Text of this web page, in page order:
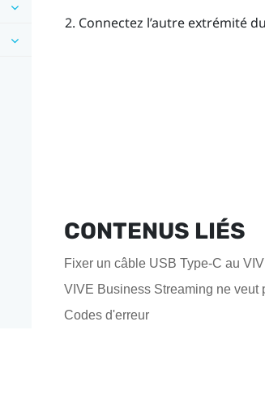
Connectez l’autre extrémité
CONTENUS LIÉS
Fixer un câble USB Type-C au
VIVE Business Streaming ne veut
Codes d'erreur